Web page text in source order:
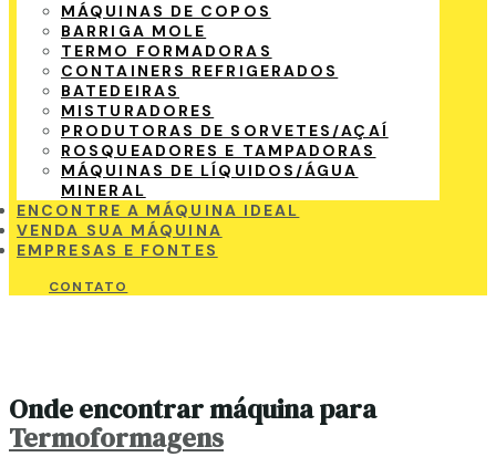
MÁQUINAS DE COPOS
BARRIGA MOLE
TERMO FORMADORAS
CONTAINERS REFRIGERADOS
BATEDEIRAS
MISTURADORES
PRODUTORAS DE SORVETES/AÇAÍ
ROSQUEADORES E TAMPADORAS
MÁQUINAS DE LÍQUIDOS/ÁGUA
MINERAL
ENCONTRE A MÁQUINA IDEAL
VENDA SUA MÁQUINA
EMPRESAS E FONTES
CONTATO
Onde encontrar máquina para
Termoformagens